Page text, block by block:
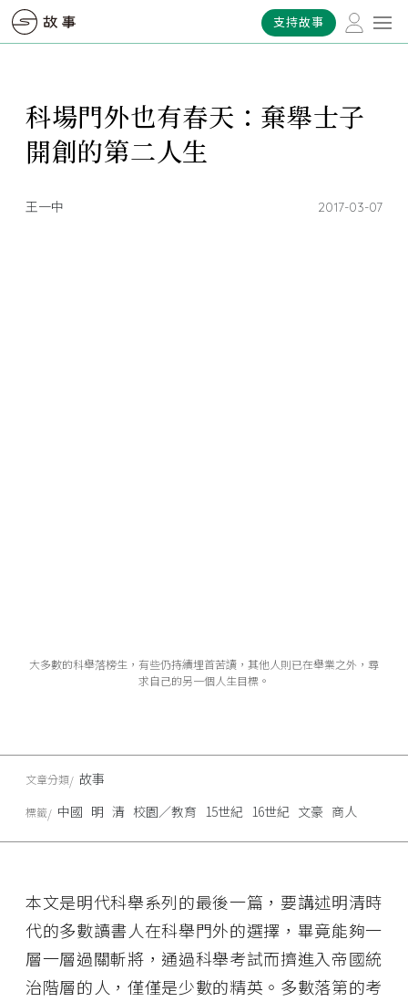
支持故事
科場門外也有春天：棄舉士子
開創的第二人生
王一中 2017-03-07
大多數的科舉落榜生，有些仍持續埋首苦讀，其他人則已在舉業之外，尋
求自己的另一個人生目標。
本文是明代科舉系列的最後一篇，要講述明清時
代的多數讀書人在科舉門外的選擇，畢竟能夠一
層一層過關斬將，通過科舉考試而擠進入帝國統
治階層的人，僅僅是少數的精英。多數落第的考
文章分類 故事
標籤 中國 明 清 校園／教育 15世紀 16世紀 文豪 商人